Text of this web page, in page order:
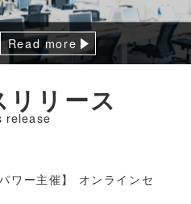
Read more
リリース
release
ワー主催】 オンラインセ